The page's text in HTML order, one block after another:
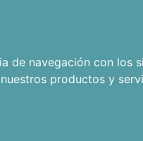
de navegación con los
productos y